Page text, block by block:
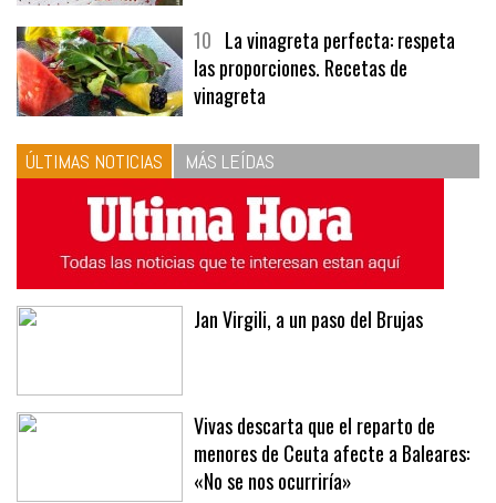
10 La vinagreta perfecta: respeta
las proporciones. Recetas de
vinagreta
ÚLTIMAS NOTICIAS MÁS LEÍDAS
Jan Virgili, a un paso del Brujas
Vivas descarta que el reparto de
menores de Ceuta afecte a Baleares:
«No se nos ocurriría»